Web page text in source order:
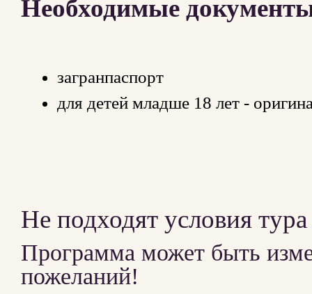
Необходимые
загранпаспорт
для детей младше 18 лет -
Не подходят условия
Программа может быть
пожеланий!